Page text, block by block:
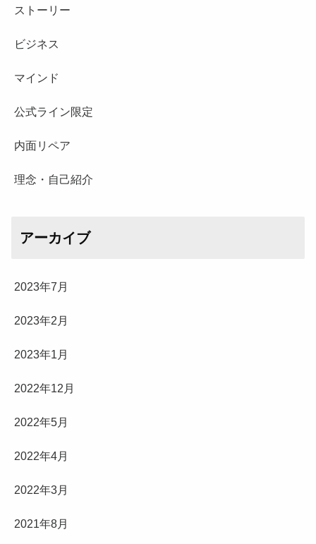
ストーリー
ビジネス
マインド
公式ライン限定
内面リペア
理念・自己紹介
アーカイブ
2023年7月
2023年2月
2023年1月
2022年12月
2022年5月
2022年4月
2022年3月
2021年8月